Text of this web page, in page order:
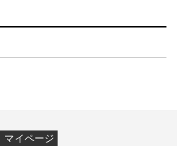
マイページ